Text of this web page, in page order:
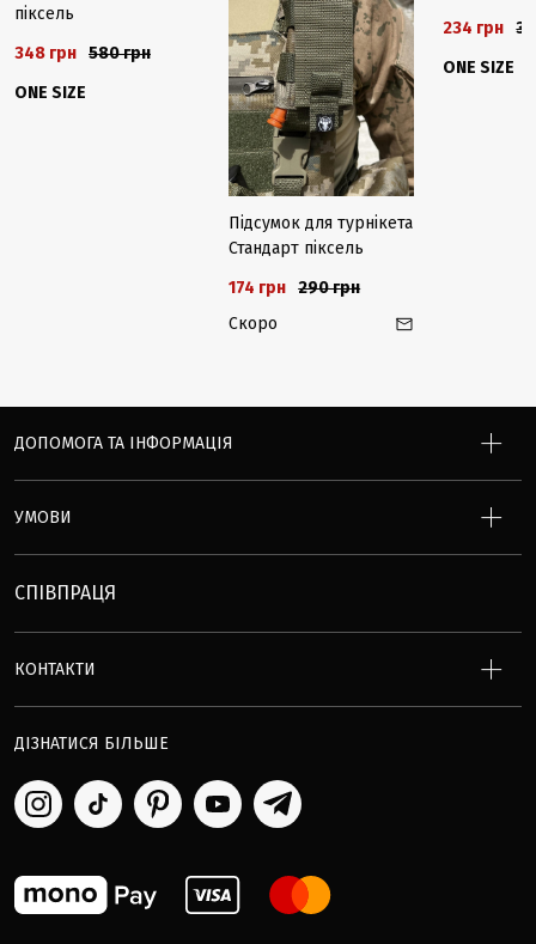
піксель
348 грн 580 грн
ONE SIZE
Підсумок для турнікета
Стандарт піксель
174 грн 290 грн
Скоро
234 грн
ONE SIZE
ДОПОМОГА ТА ІНФОРМАЦІЯ
УМОВИ
СПІВПРАЦЯ
КОНТАКТИ
ДІЗНАТИСЯ БІЛЬШЕ